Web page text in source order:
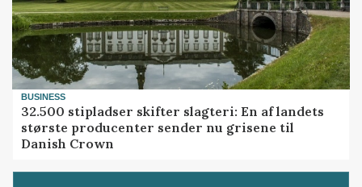
BUSINESS
32.500 stipladser skifter slagteri: En af landets
største producenter sender nu grisene til
Danish Crown